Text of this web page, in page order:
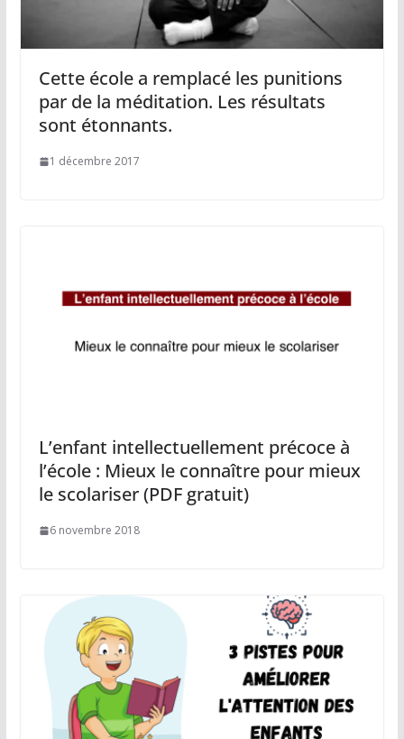
Cette école a remplacé les punitions
par de la méditation. Les résultats
sont étonnants.
1 décembre 2017
L’enfant intellectuellement précoce à
l’école : Mieux le connaître pour mieux
le scolariser (PDF gratuit)
6 novembre 2018